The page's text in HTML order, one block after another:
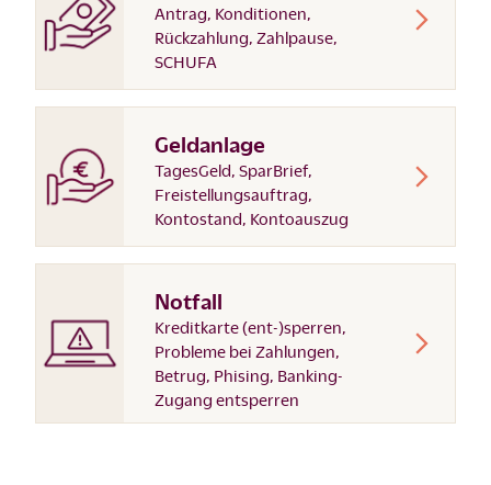
Antrag, Konditionen,
Rückzahlung, Zahlpause,
SCHUFA
Geldanlage
TagesGeld, SparBrief,
Freistellungsauftrag,
Kontostand, Kontoauszug
Notfall
Kreditkarte (ent-)sperren,
Probleme bei Zahlungen,
Betrug, Phising, Banking-
Zugang entsperren